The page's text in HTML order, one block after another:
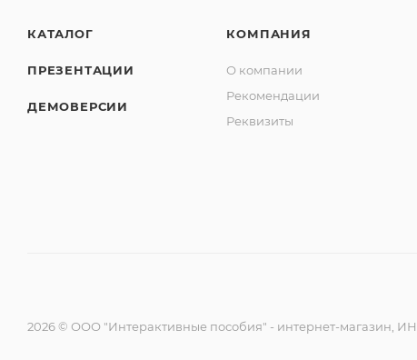
КАТАЛОГ
ПРЕЗЕНТАЦИИ
ДЕМОВЕРСИИ
КОМПАНИЯ
О компании
Рекомендации
Реквизиты
2026 © ООО "Интерактивные пособия" - интернет-магазин,